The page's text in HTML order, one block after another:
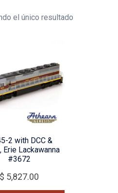
el único resultado
2 with DCC &
Erie Lackawanna
#3672
$ 5,827.00